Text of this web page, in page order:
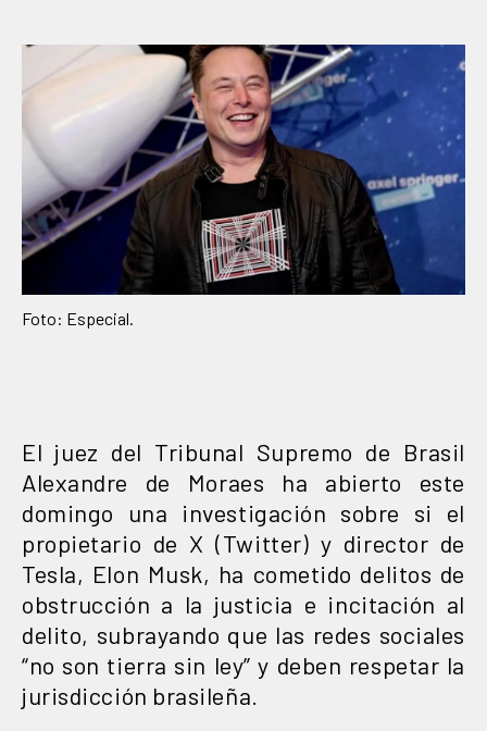
Foto: Especial.
El juez del Tribunal Supremo de Brasil
Alexandre de Moraes ha abierto este
domingo una investigación sobre si el
propietario de X (Twitter) y director de
Tesla, Elon Musk, ha cometido delitos de
obstrucción a la justicia e incitación al
delito, subrayando que las redes sociales
“no son tierra sin ley” y deben respetar la
jurisdicción brasileña.